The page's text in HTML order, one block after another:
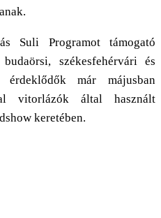
Suli Programot támogató
székesfehérvári és
érdeklődők már májusban
vitorlázók által használt
keretében.